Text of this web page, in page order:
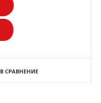
В СРАВНЕНИЕ